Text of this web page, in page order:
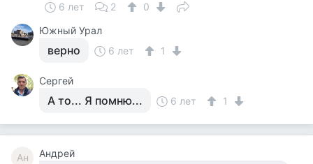
6 лет 2
0
Южный Урал
верно 6 лет 1
Сергей
А то... Я помню... 6 лет 1
Ан Андрей